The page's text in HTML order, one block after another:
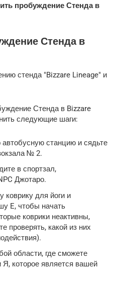
пробуждение Стенда в
Стенда в
Стенда в Bizzare
следующие шаги:
станцию ​​и сядьте
№ 2.
в спортзал,
Джотаро.
коврику для йоги и
E, чтобы начать
коврики неактивны,
проверять, какой из них
области, где сможете
которое является вашей